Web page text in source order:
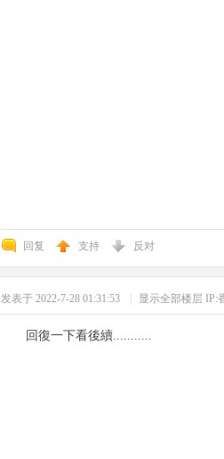
回复 支持 反对
发表于 2022-7-28 01:31:53 显示全部楼层 IP:
回復一下看後續...........